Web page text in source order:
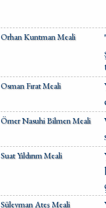
Orhan Kuntman Meali
Osman Fırat Meali
Ömer Nasuhi Bilmen Meali
Suat Yıldırım Meali
Süleyman Ateş Meali